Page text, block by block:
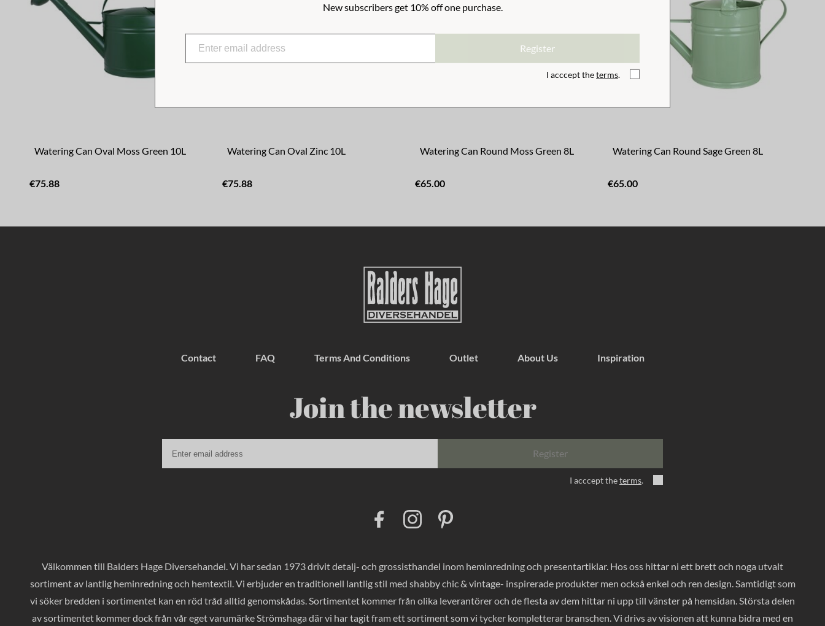
Watering Can Oval Moss Green 10L
€75.88
Watering Can Oval Zinc 10L
€75.88
Watering Can Round Moss Green 8L
€65.00
Watering Can Round Sage Green 8L
€65.00
Contact FAQ Terms And Conditions Outlet About Us Inspiration
Join the newsletter
Register
I acccept theterms.
o
o
k
I
n
g
r
a
r
e
s
Välkommen till Balders Hage Diversehandel. Vi har sedan 1973 drivit detalj- och grossisthandel inom heminredning och presentartiklar. Hos oss hittar ni ett brett och noga utvalt
sortiment av lantlig heminredning och hemtextil. Vi erbjuder en traditionell lantlig stil med shabby chic & vintage- inspirerade produkter men också enkel och ren design. Samtidigt som
vi söker bredden i sortimentet kan en röd tråd alltid genomskådas. Sortimentet kommer från olika leverantörer och de flesta av dem hittar ni upp till vänster på hemsidan. Största delen
av sortimentet kommer dock från vår eget varumärke Strömshaga där vi har tagit fram ett sortiment som vi tycker kompletterar branschen. Vi drivs av visionen att kunna bidra med en
New subscribers get 10% off one purchase.
Register
I acccept theterms.